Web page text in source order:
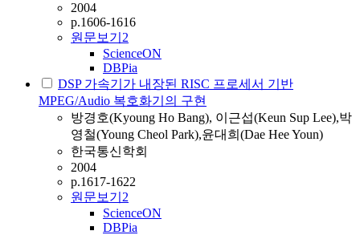
2004
p.1606-1616
원문보기 2
ScienceON
DBPia
DSP 가속기가 내장된 RISC 프로세서 기반
MPEG/Audio 복호화기의 구현
방경호(Kyoung Ho Bang), 이근섭(Keun Sup Lee),박
영철(Young Cheol Park),윤대희(Dae Hee Youn)
한국통신학회
2004
p.1617-1622
원문보기 2
ScienceON
DBPia